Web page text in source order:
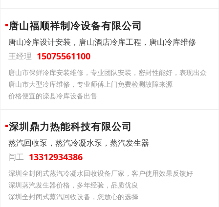
唐山福顺祥制冷设备有限公司
唐山冷库设计安装，唐山酒店冷库工程，唐山冷库维修
王经理 15075561100
唐山市保鲜冷库安装维修，专业团队安装，密封性能好，表现出众
唐山市大型冷库维修，专业师傅上门免费检测故障来源
价格便宜的滦县冷库设备出售
深圳鼎力热能科技有限公司
蒸汽回收泵，蒸汽冷凝水泵，蒸汽发生器
闫工 13312934386
深圳全封闭式蒸汽冷凝水回收设备厂家，客户使用效果反馈好
深圳蒸汽发生器价格，多年经验，品质优良
深圳全封闭式蒸汽回收设备，您放心的选择